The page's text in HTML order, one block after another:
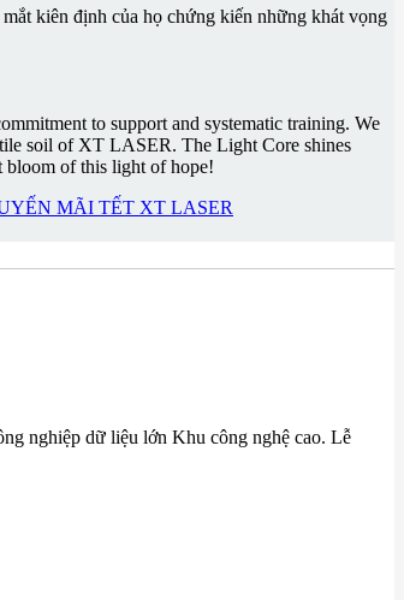
kiên định của họ chứng kiến ​​những khát vọng
to support and systematic training. We
soil of XT LASER. The Light Core shines
bloom of this light of hope!
MÃI TẾT XT LASER
nghiệp dữ liệu lớn Khu công nghệ cao. Lễ